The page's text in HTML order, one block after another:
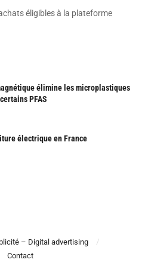
éligibles à la plateforme
élimine les microplastiques
PFAS
électrique en France
– Digital advertising
Contact